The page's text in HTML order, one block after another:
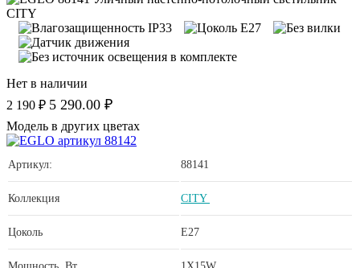
Нет в наличии
2 190 ₽ 5 290.00 ₽
Модель в других цветах
Артикул: 88141
Коллекция CITY
Цоколь E27